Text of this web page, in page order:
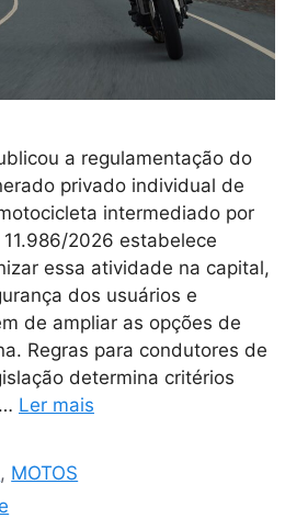
a regulamentação do
privado individual de
intermediado por
2026 estabelece
essa atividade na capital,
dos usuários e
de ampliar as opções de
Regras para condutores de
determina critérios
Ler mais
, MOTOS